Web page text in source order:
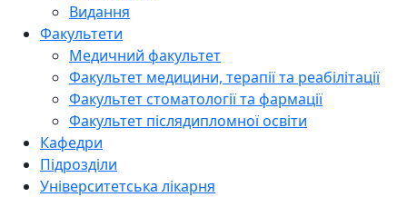
Видання
Факультети
Медичний факультет
Факультет медицини, терапії та реабілітації
Факультет стоматології та фармації
Факультет післядипломної освіти
Кафедри
Підрозділи
Університетська лікарня